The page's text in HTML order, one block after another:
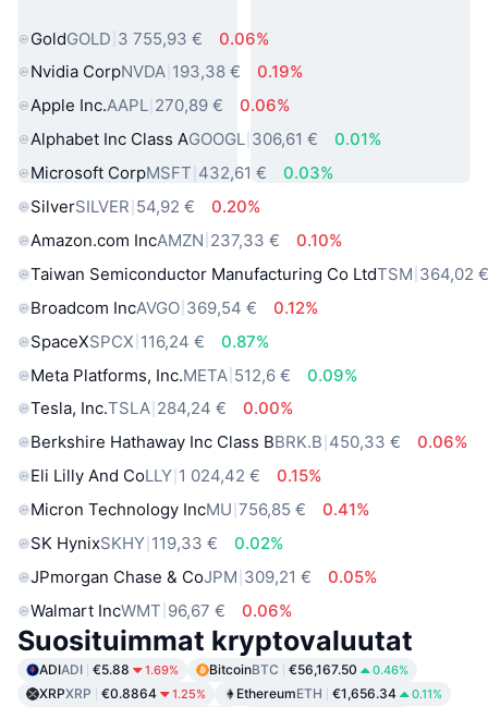
GoldGOLD 3 755,93 €
0.06%
Nvidia CorpNVDA 193,38 €
0.19%
Apple Inc.AAPL 270,89 €
0.06%
Alphabet Inc Class AGOOGL 306,61 €
0.01%
Microsoft CorpMSFT 432,61 €
0.03%
SilverSILVER 54,92 €
0.20%
Amazon.com IncAMZN 237,33 €
0.10%
Taiwan Semiconductor Manufacturing Co LtdTSM 364,02
Broadcom IncAVGO 369,54 €
0.12%
SpaceXSPCX 116,24 €
0.87%
Meta Platforms, Inc.META 512,6 €
0.09%
Tesla, Inc.TSLA 284,24 €
0.00%
Berkshire Hathaway Inc Class BBRK.B 450,33 €
0.06%
Eli Lilly And CoLLY 1 024,42 €
0.15%
Micron Technology IncMU 756,85 €
0.41%
SK HynixSKHY 119,33 €
0.02%
JPmorgan Chase & CoJPM 309,21 €
0.05%
Walmart IncWMT 96,67 € 0.06%
Suosituimmat kryptovaluutat
ADIADI €5.88 1.69% BitcoinBTC €56,167.50 0.46%
XRPXRP €0.8864 1.25% EthereumETH €1,656.34 0.11%